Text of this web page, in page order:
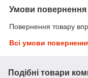
Умови повернення
Повернення товару
Всі умови
Подібні товари